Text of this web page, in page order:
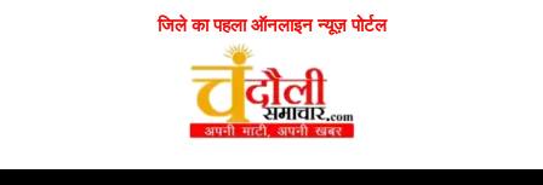
जिले का पहला ऑनलाइन न्यूज़ पोर्टल